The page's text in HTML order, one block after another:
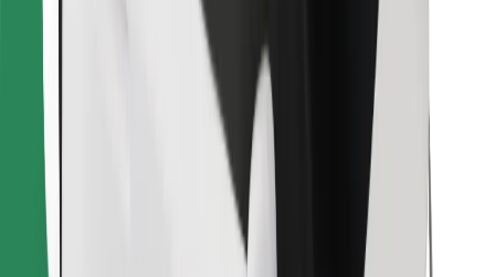
Pogoji poslovanja
Do vožnje v nekaj minutah!
Prenesi aplikacijo Bolt
Najdi svojo najljubšo hrano!